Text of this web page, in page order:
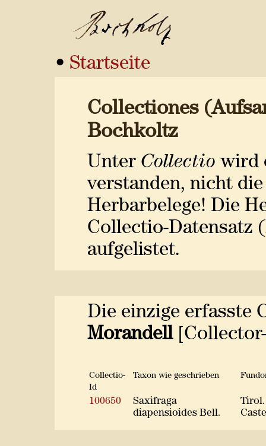
• Startseite
Collectiones
Bochkoltz
Unter Collectio wird
verstanden, nicht
Herbarbelege! Die
Collectio-Datensatz
aufgelistet.
Die einzige erfasste
Morandell[Collector-
Collectio-
Id
Taxon wie geschrieben
100650
Saxifraga
diapensioides Bell.
Tirol.